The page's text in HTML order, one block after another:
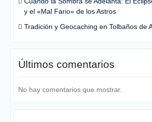
y el «Mal Fario» de los Astros
Tradición y Geocaching en Tolbaños de
Últimos comentarios
No hay comentarios que mostrar.